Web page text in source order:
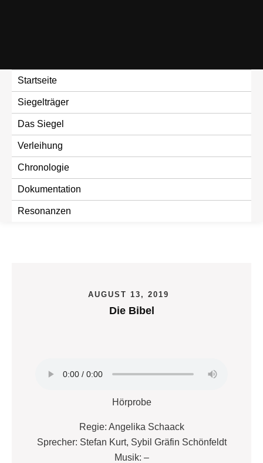
Startseite
Siegelträger
Das Siegel
Verleihung
Chronologie
Dokumentation
Resonanzen
AUGUST 13, 2019
Die Bibel
Hörprobe
Regie: Angelika Schaack
Sprecher: Stefan Kurt, Sybil Gräfin Schönfeldt
Musik: –